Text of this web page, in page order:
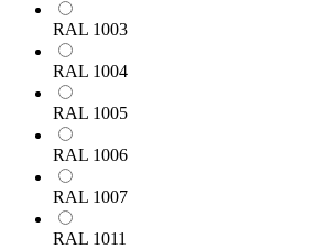
RAL 1003
RAL 1004
RAL 1005
RAL 1006
RAL 1007
RAL 1011